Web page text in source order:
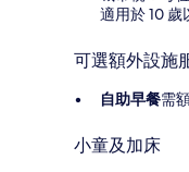
適用於 10 歲
可選額外設施
自助早餐需
小童及加床